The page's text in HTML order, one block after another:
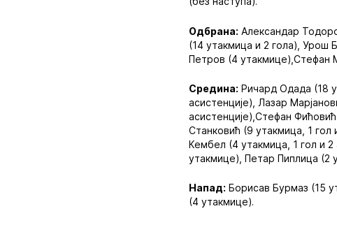
Одбрана: Александар
(14 утакмица и 2 гола), Урош
Петров (4 утакмице),Стефан
Средина: Ричард Одада (18
асистенције), Лазар
асистенције),Стефан
Станковић (9 утакмица, 1
Кембел (4 утакмица, 1 гол и
утакмице), Петар Пиплица (2
Напад: Борисав Бурмаз (15
(4 утакмице).